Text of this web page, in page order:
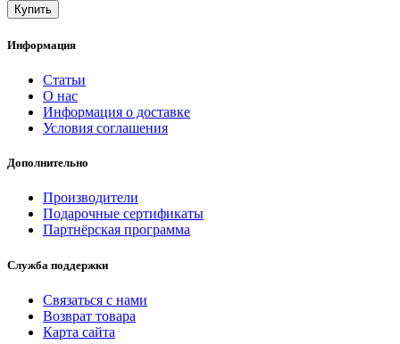
Информация
Статьи
О нас
Информация о доставке
Условия соглашения
Дополнительно
Производители
Подарочные сертификаты
Партнёрская программа
Служба поддержки
Связаться с нами
Возврат товара
Карта сайта